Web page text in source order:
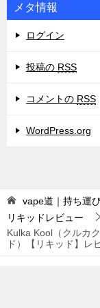
メタ情報
ログイン
投稿の RSS
コメントの RSS
WordPress.org
vape道｜持ち運
リキッドレビュー
Kulka Kool（クルカ
ド）【リキッド】レ